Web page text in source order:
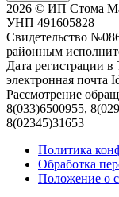
2026 © ИП Стома
УНП 491605828
Свидетельство
районным
Дата регистрации
электронная почта
Рассмотрение
8(033)6500955,
8(02345)31653
Политика
Обработка
Положение о